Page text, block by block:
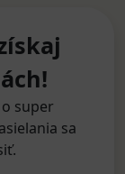
super
sa